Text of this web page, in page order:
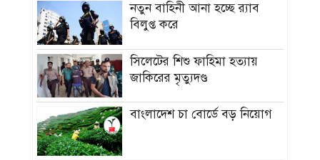
নতুন বাহিনী আনা হচ্ছে র‍্যাব
বিলুপ্ত করে
সিলেটের শিশু ফাহিমা হত্যায়
জাকিরের মৃত্যুদণ্ড
বাংলাদেশ চা বোর্ডে বড় নিয়োগ